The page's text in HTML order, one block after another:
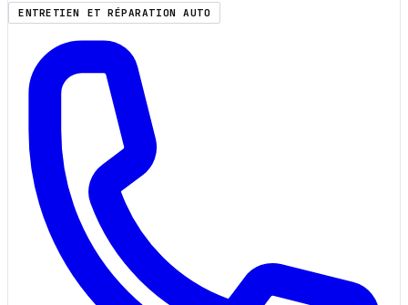
ENTRETIEN ET RÉPARATION AUTO